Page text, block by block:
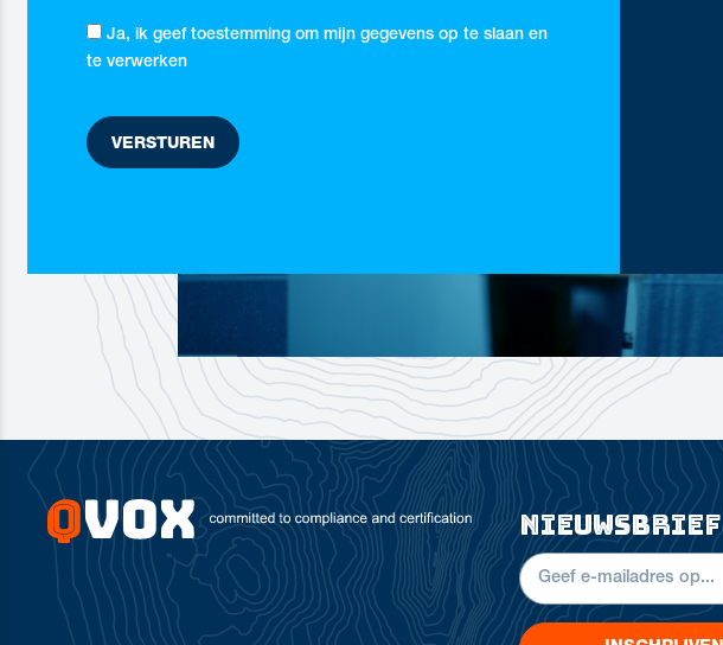
Ja, ik geef toestemming om mijn gegevens op te slaan en
te verwerken
nieuwsbrief